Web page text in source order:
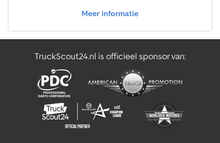
Meer informatie
TruckScout24.nl is officieel sponsor van: